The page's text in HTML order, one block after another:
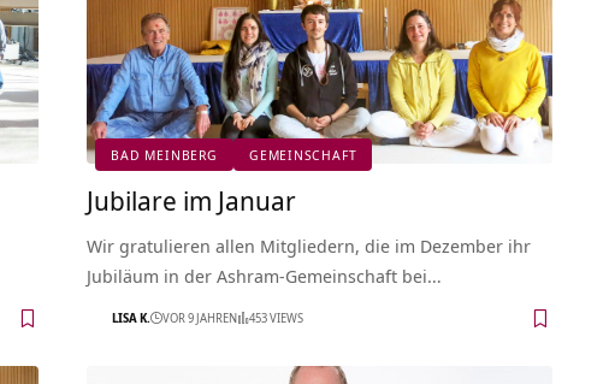
BAD MEINBERG GEMEINSCHAFT
Jubilare im Januar
Wir gratulieren allen Mitgliedern, die im Dezember ihr
Jubiläum in der Ashram-Gemeinschaft bei…
LISA K. VOR 9 JAHREN 453 VIEWS